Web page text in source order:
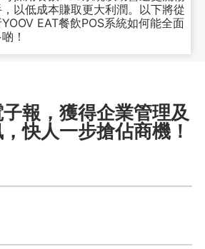
以低成本賺取更大利潤。以下將從
EAT餐飲POS系統如何能全面
！
報，獲得企業管理及
快人一步搶佔商機！